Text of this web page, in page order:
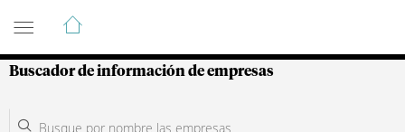
Guía de Empresas Colombianas
Buscador de información de empresas